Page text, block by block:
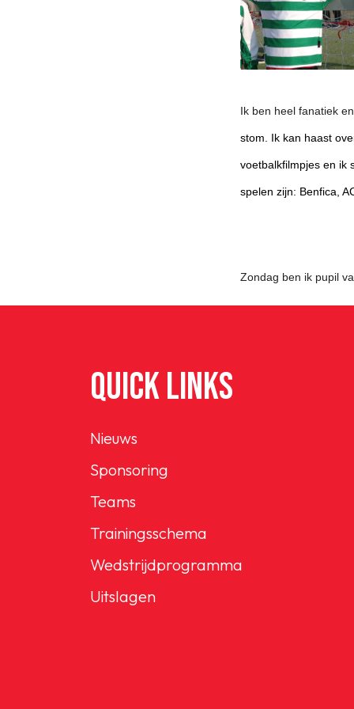
Ik ben heel fanatiek
stom. Ik kan haast
voetbalkfilmpjes en ik
spelen zijn: Benfica,
Zondag ben ik pupil
QUICK LINKS
Nieuws
Sponsoring
Teams
Trainingsschema
Wedstrijdprogramma
Uitslagen